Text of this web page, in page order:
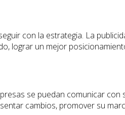
con la estrategia. La
lograr un mejor
se puedan comunicar
cambios, promover su